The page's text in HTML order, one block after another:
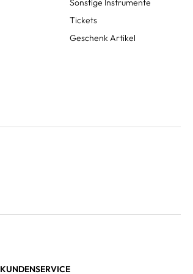
Sonstige Instrumente
Tickets
Geschenk Artikel
KUNDENSERVICE